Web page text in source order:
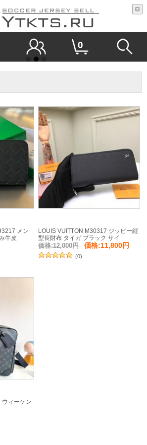
0
メン
牛皮
LOUIS VUITTON M30317 ジッピー縦
型長財布 タイガ ブラック サイ
ズ:20x10cm
価格:12,000円 価格:11,800円
(0)
ウィーケン